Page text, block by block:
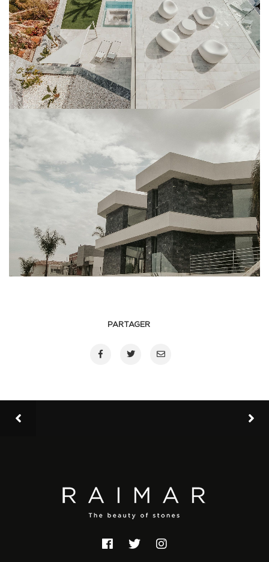
BLANCO ALI
NEGRO MARKINA
PARTAGER